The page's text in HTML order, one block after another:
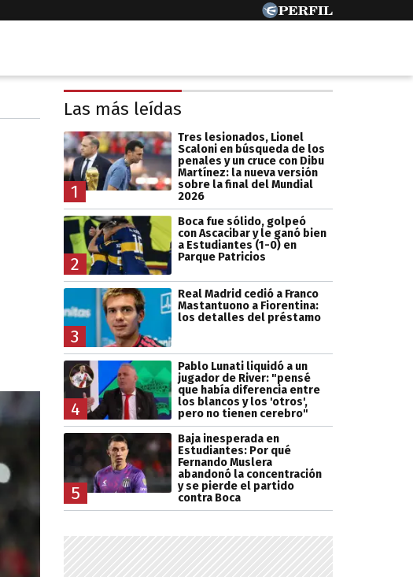
Las más leídas
1
Tres lesionados, Lionel
Scaloni en búsqueda de los
penales y un cruce con Dibu
Martínez: la nueva versión
sobre la final del Mundial
2026
2
Boca fue sólido, golpeó
con Ascacibar y le ganó bien
a Estudiantes (1-0) en
Parque Patricios
3
Real Madrid cedió a Franco
Mastantuono a Fiorentina:
los detalles del préstamo
4
Pablo Lunati liquidó a un
jugador de River: "pensé
que había diferencia entre
los blancos y los 'otros',
pero no tienen cerebro"
5
Baja inesperada en
Estudiantes: Por qué
Fernando Muslera
abandonó la concentración
y se pierde el partido
contra Boca